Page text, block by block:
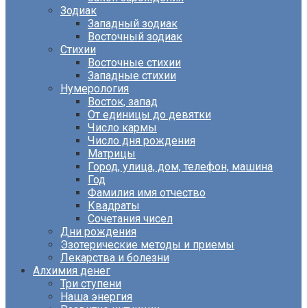
Зодиак
Западный зодиак
Восточный зодиак
Стихии
Восточные стихии
Западные стихии
Нумерология
Восток, запад
От единицы до девятки
Число кармы
Число дня рождения
Матрицы
Город, улица, дом, телефон, машина
Год
Фамилия имя отчество
Квадраты
Сочетания чисел
Дни рождения
Эзотерические методы и приемы
Лекарства и болезни
Алхимия денег
Три ступени
Наша энергия